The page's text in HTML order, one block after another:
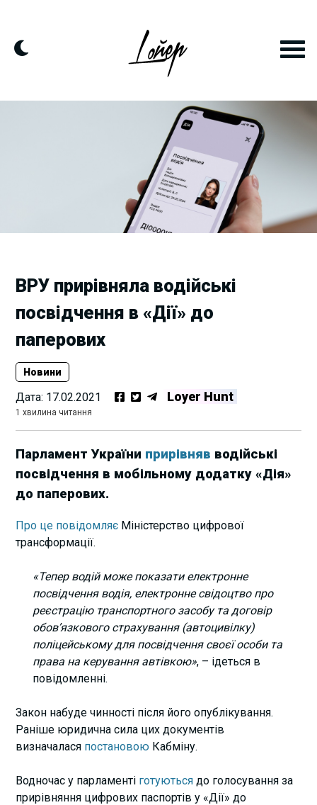
content
ВРУ прирівняла водійські
посвідчення в «Дії» до
паперових
Новини
Дата: 17.02.2021 Loyer Hunt
1 хвилина читання
Парламент України прирівняв водійські
посвідчення в мобільному додатку «Дія»
до паперових.
Про це повідомляє Міністерство цифрової
трансформації.
«Тепер водій може показати електронне
посвідчення водія, електронне свідоцтво про
реєстрацію транспортного засобу та договір
обов’язкового страхування (автоцивілку)
поліцейському для посвідчення своєї особи та
права на керування автівкою», – ідеться в
повідомленні.
Закон набуде чинності після його опублікування.
Раніше юридична сила цих документів
визначалася постановою Кабміну.
Водночас у парламенті готуються до голосування за
прирівняння цифрових паспортів у «Дії» до